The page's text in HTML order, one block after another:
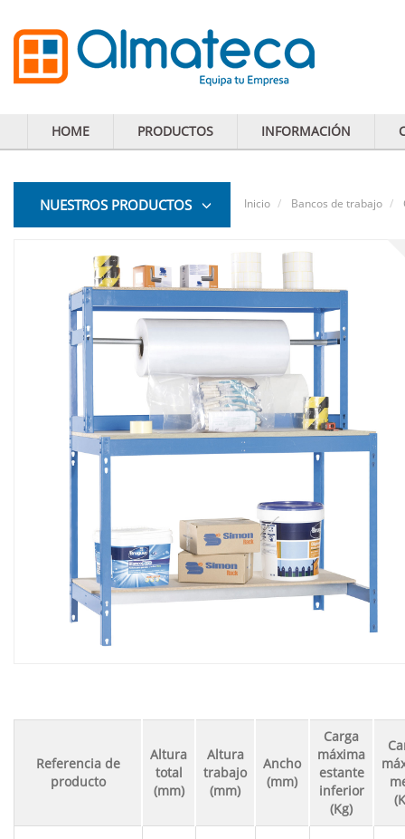
HOME PRODUCTOS INFORMACIÓN
NUESTROS PRODUCTOS Inicio Bancos de trabajo
Referencia de
producto
Altura
total
(mm)
Altura
trabajo
(mm)
Ancho
(mm)
Carga
máxima
estante
inferior
(Kg)